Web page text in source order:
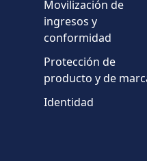
País
Mensaje
Movilización de
ingresos y
conformidad
Protección de
producto y de
Identidad